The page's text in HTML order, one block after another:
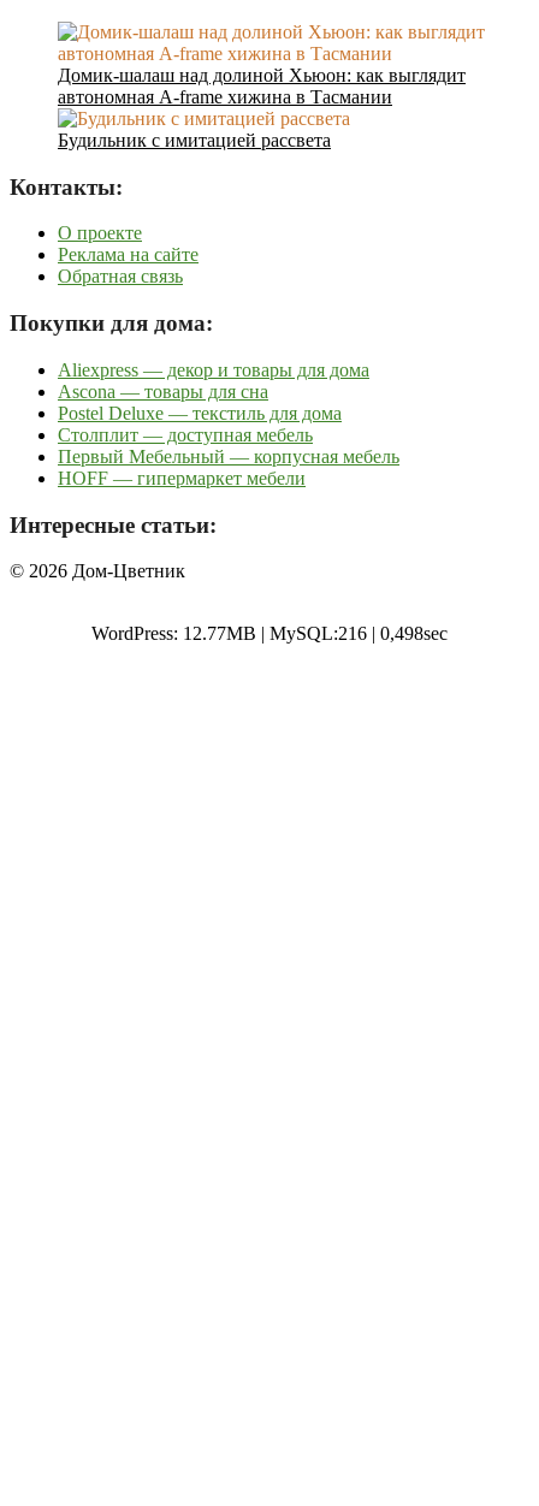
Домик-шалаш над долиной Хьюон: как выглядит
автономная A-frame хижина в Тасмании
Будильник с имитацией рассвета
Контакты:
О проекте
Реклама на сайте
Обратная связь
Покупки для дома:
Aliexpress — декор и товары для дома
Ascona — товары для сна
Postel Deluxe — текстиль для дома
Столплит — доступная мебель
Первый Мебельный — корпусная мебель
HOFF — гипермаркет мебели
Интересные статьи:
© 2026 Дом-Цветник
WordPress: 12.77MB | MySQL:216 | 0,498sec